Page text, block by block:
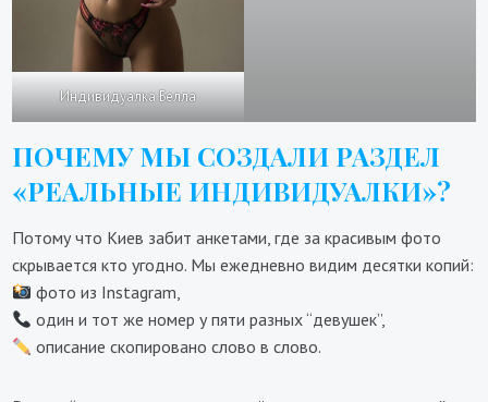
Индивидуалка Белла
ПОЧЕМУ МЫ СОЗДАЛИ РАЗДЕЛ
«РЕАЛЬНЫЕ ИНДИВИДУАЛКИ»?
Потому что Киев забит анкетами, где за красивым фото
скрывается кто угодно. Мы ежедневно видим десятки копий:
фото из Instagram,
один и тот же номер у пяти разных “девушек”,
описание скопировано слово в слово.